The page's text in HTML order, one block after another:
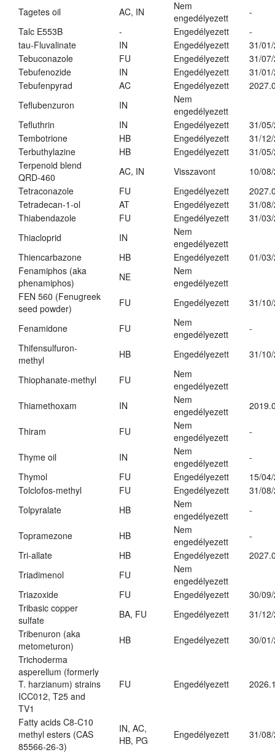
Tagetes oil
AC, IN
Nem
engedélyezett
-
Talc E553B
- Engedélyezett
-
tau-Fluvalinate
IN Engedélyezett
31/
Tebuconazole
FU Engedélyezett
31/
Tebufenozide
IN Engedélyezett
31/
Tebufenpyrad
AC Engedélyezett
Teflubenzuron
IN
Nem
engedélyezett
Tefluthrin
IN Engedélyezett
31/
Tembotrione
HB Engedélyezett
31/
Terbuthylazine
HB Engedélyezett
31/
Terpenoid blend
QRD-460
AC, IN Visszavont
10/
Tetraconazole
FU Engedélyezett
Tetradecan-1-ol
AT Engedélyezett
31/
Thiabendazole
FU Engedélyezett
31/
Thiacloprid
IN
Nem
engedélyezett
Thiencarbazone
HB Engedélyezett
01/
Fenamiphos (aka
phenamiphos)
NE
Nem
engedélyezett
FEN 560 (Fenugreek
seed powder)
FU Engedélyezett 31/
Fenamidone FU
Nem
engedélyezett
-
Thifensulfuron-
methyl
HB Engedélyezett 31/
Thiophanate-methyl FU
Nem
engedélyezett
Thiamethoxam
IN
Nem
engedélyezett
Thiram FU
Nem
engedélyezett
-
Thyme oil IN
Nem
engedélyezett
-
Thymol
FU Engedélyezett
15/
Tolclofos-methyl
FU Engedélyezett
31/
Tolpyralate
HB
Nem
engedélyezett
-
Topramezone HB
Nem
engedélyezett
-
Tri-allate
HB Engedélyezett
Triadimenol
FU
Nem
engedélyezett
Triazoxide
FU Engedélyezett
30/
Tribasic copper
sulfate
BA, FU Engedélyezett
31/
Tribenuron (aka
metometuron)
HB Engedélyezett
30/
Trichoderma
asperellum (formerly
T. harzianum) strains
ICC012, T25 and
TV1
FU Engedélyezett
Fatty acids C8-C10
methyl esters (CAS
85566-26-3)
IN, AC,
HB, PG
Engedélyezett 31/